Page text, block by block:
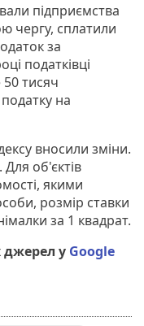
підприємства
чергу, сплатили
за
податківці
тисяч
на
вносили зміни.
об'єктів
якими
розмір ставки
за 1 квадрат.
у Google